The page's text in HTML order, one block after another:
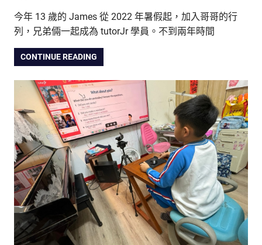
今年 13 歲的 James 從 2022 年暑假起，加入哥哥的行
列，兄弟倆一起成為 tutorJr 學員。不到兩年時間
CONTINUE READING